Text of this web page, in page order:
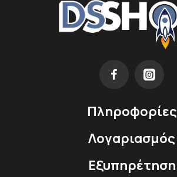
Πληροφορίες
Λογαριασμός
Εξυπηρέτηση